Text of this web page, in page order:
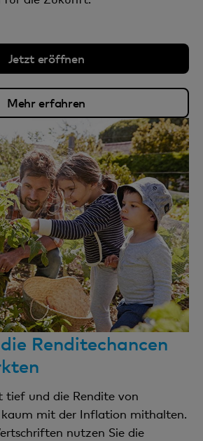
Jetzt eröffnen
Mehr erfahren
Renditechancen
tief und die Rendite von
mit der Inflation mithalten.
nutzen Sie die